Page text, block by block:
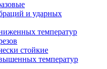
и ударных
температур
стойкие
температур